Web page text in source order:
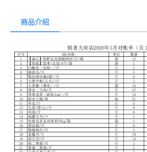
商品介绍